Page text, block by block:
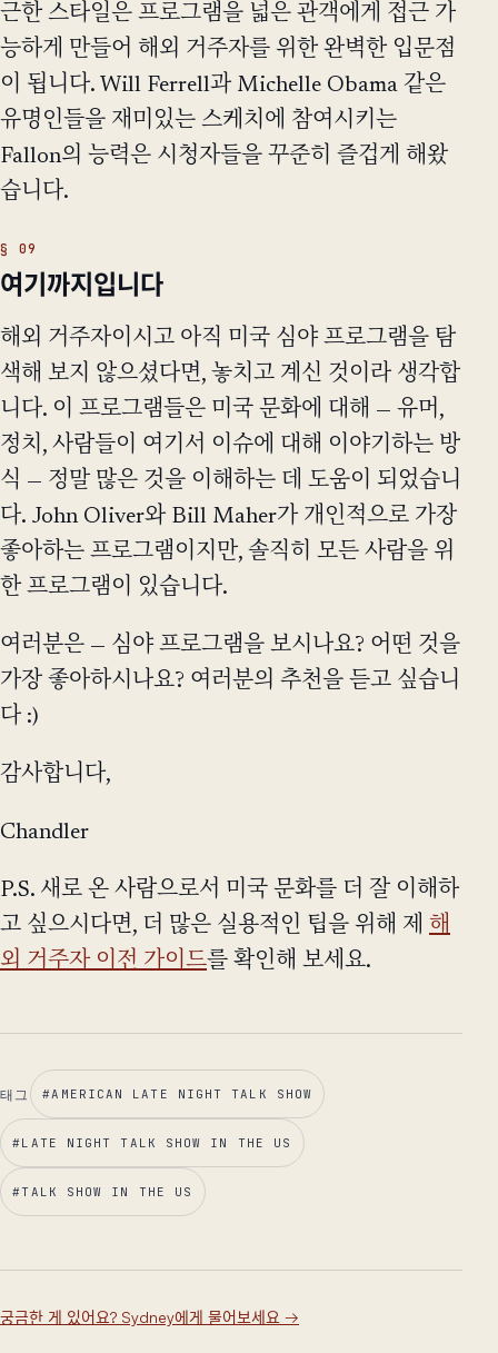
근한 스타일은 프로그램을 넓은 관객에게 접근 가
능하게 만들어 해외 거주자를 위한 완벽한 입문점
이 됩니다. Will Ferrell과 Michelle Obama 같은
유명인들을 재미있는 스케치에 참여시키는
Fallon의 능력은 시청자들을 꾸준히 즐겁게 해왔
습니다.
여기까지입니다
해외 거주자이시고 아직 미국 심야 프로그램을 탐
색해 보지 않으셨다면, 놓치고 계신 것이라 생각합
니다. 이 프로그램들은 미국 문화에 대해 — 유머,
정치, 사람들이 여기서 이슈에 대해 이야기하는 방
식 — 정말 많은 것을 이해하는 데 도움이 되었습니
다. John Oliver와 Bill Maher가 개인적으로 가장
좋아하는 프로그램이지만, 솔직히 모든 사람을 위
한 프로그램이 있습니다.
여러분은 — 심야 프로그램을 보시나요? 어떤 것을
가장 좋아하시나요? 여러분의 추천을 듣고 싶습니
다 :)
감사합니다,
Chandler
P.S. 새로 온 사람으로서 미국 문화를 더 잘 이해하
고 싶으시다면, 더 많은 실용적인 팁을 위해 제 해
외 거주자 이전 가이드를 확인해 보세요.
태그 #AMERICAN LATE NIGHT TALK SHOW
#LATE NIGHT TALK SHOW IN THE US
#TALK SHOW IN THE US
궁금한 게 있어요? Sydney에게 물어보세요 →